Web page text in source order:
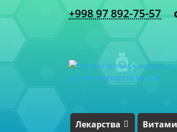
+998 97 892-75-57
Лекарства